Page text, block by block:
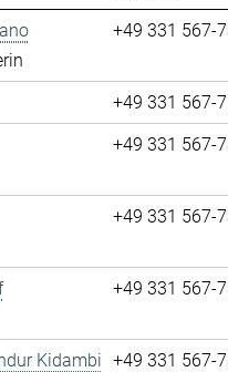
+49 331 567-
+49 331 567-
+49 331 567-
+49 331 567-
+49 331 567-
Kidambi +49 331 567-